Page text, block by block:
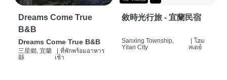
Dreams Come True
B&B
Dreams Come True B&B
三星鄉, 宜蘭
縣
| ที่พักพร้อมอาหาร
เช้า
敘時光行旅 - 宜蘭民宿
Sanxing Township,
Yilan City
| โฮม
สเตย์